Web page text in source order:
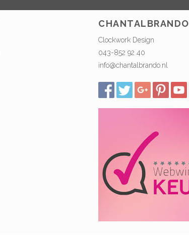
CHANTALBRANDO
Clockwork Design
043-852 92 40
info@chantalbrando.nl